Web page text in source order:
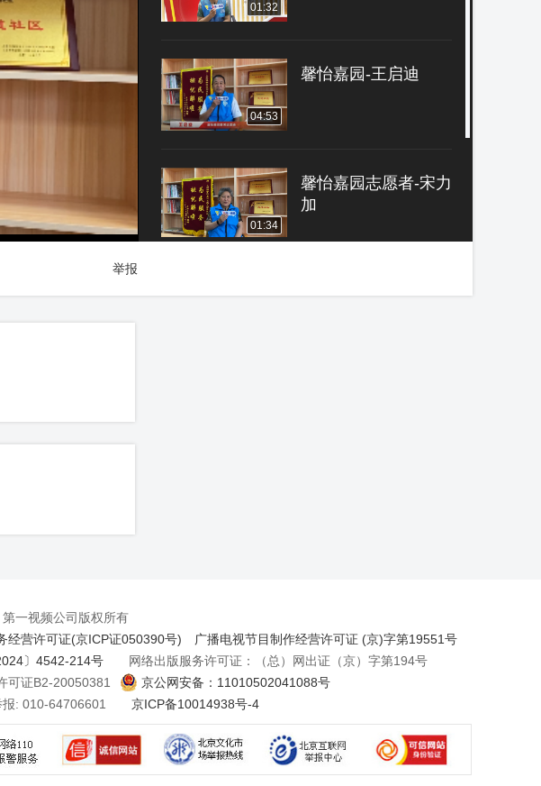
01:32
04:53
馨怡嘉园-王启迪
01:34
馨怡嘉园志愿者-宋力
加
西郊机场社区志愿者-
举报
一视频公司版权所有
经营许可证(京ICP证050390号)
广播电视节目制作经营许可证 (京)字第19551号
〕4542-214号网络出版服务许可证：（总）网出证（京）字第194号
可证B2-20050381
京公网安备：11010502041088号
报: 010-64706601 京ICP备10014938号-4